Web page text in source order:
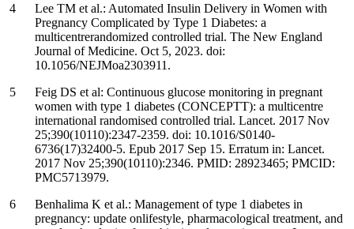
Lee TM et al.: Automated Insulin Delivery in Women with
Pregnancy Complicated by Type 1 Diabetes: a
multicentrerandomized controlled trial. The New England
Journal of Medicine. Oct 5, 2023. doi:
10.1056/NEJMoa2303911.
Feig DS et al: Continuous glucose monitoring in pregnant
women with type 1 diabetes (CONCEPTT): a multicentre
international randomised controlled trial. Lancet. 2017 Nov
25;390(10110):2347-2359. doi: 10.1016/S0140-
6736(17)32400-5. Epub 2017 Sep 15. Erratum in: Lancet.
2017 Nov 25;390(10110):2346. PMID: 28923465; PMCID:
PMC5713979.
Benhalima K et al.: Management of type 1 diabetes in
pregnancy: update onlifestyle, pharmacological treatment, and